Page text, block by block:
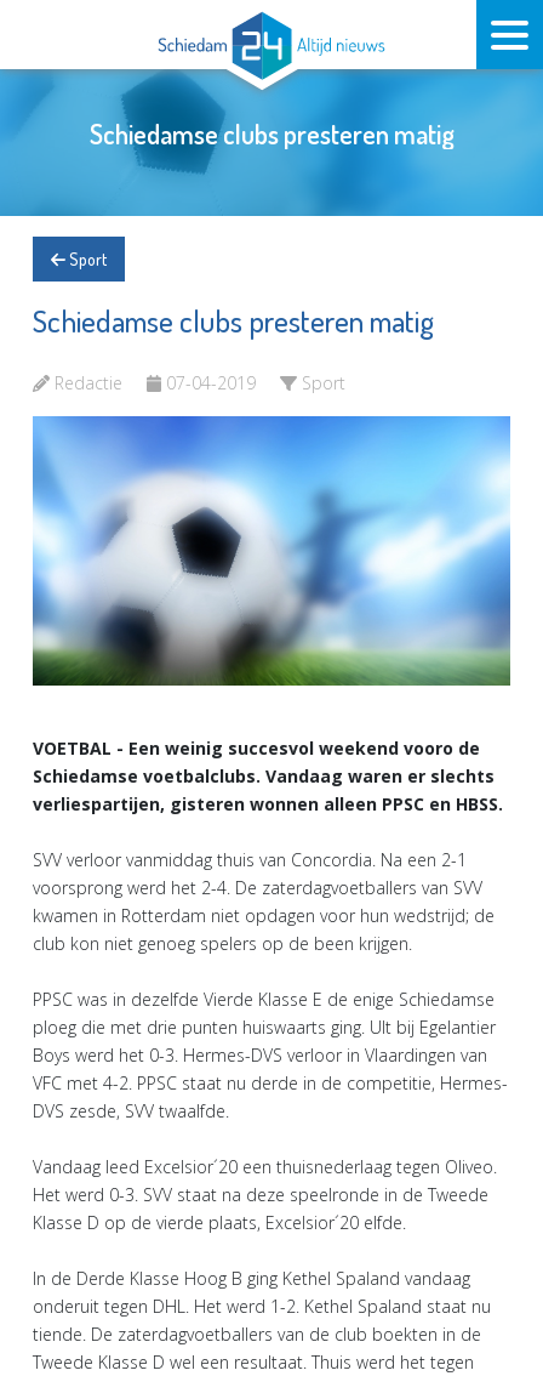
Schiedamse clubs presteren matig
Sport
Schiedamse clubs presteren matig
Redactie 07-04-2019 Sport
VOETBAL - Een weinig succesvol weekend vooro de
Schiedamse voetbalclubs. Vandaag waren er slechts
verliespartijen, gisteren wonnen alleen PPSC en HBSS.
SVV verloor vanmiddag thuis van Concordia. Na een 2-1
voorsprong werd het 2-4. De zaterdagvoetballers van SVV
kwamen in Rotterdam niet opdagen voor hun wedstrijd; de
club kon niet genoeg spelers op de been krijgen.
PPSC was in dezelfde Vierde Klasse E de enige Schiedamse
ploeg die met drie punten huiswaarts ging. UIt bij Egelantier
Boys werd het 0-3. Hermes-DVS verloor in Vlaardingen van
VFC met 4-2. PPSC staat nu derde in de competitie, Hermes-
DVS zesde, SVV twaalfde.
Vandaag leed Excelsior´20 een thuisnederlaag tegen Oliveo.
Het werd 0-3. SVV staat na deze speelronde in de Tweede
Klasse D op de vierde plaats, Excelsior´20 elfde.
In de Derde Klasse Hoog B ging Kethel Spaland vandaag
onderuit tegen DHL. Het werd 1-2. Kethel Spaland staat nu
tiende. De zaterdagvoetballers van de club boekten in de
Tweede Klasse D wel een resultaat. Thuis werd het tegen